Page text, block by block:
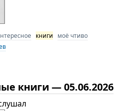
книги
моё чтиво
книги — 05.06.2026